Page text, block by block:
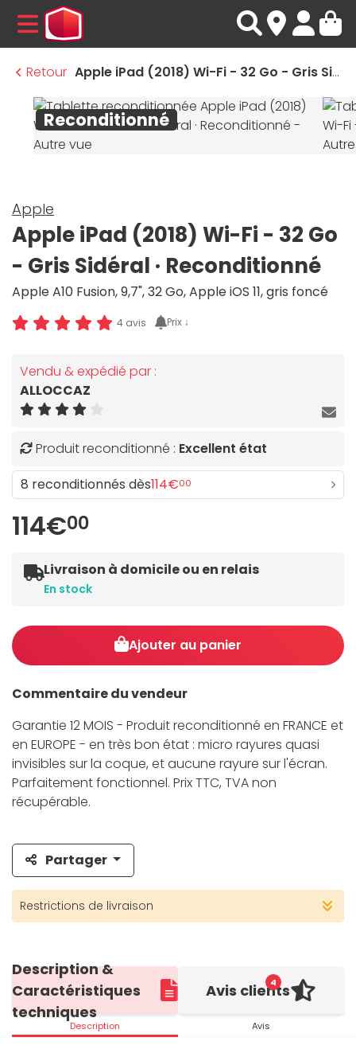
MENU
Retour
Apple iPad (2018) Wi-Fi - 32 Go - Gris Sidéral · Reconditionné
Reconditionné
Apple
Apple iPad (2018) Wi-Fi - 32 Go
- Gris Sidéral · Reconditionné
Apple A10 Fusion, 9,7", 32 Go, Apple iOS 11, gris foncé
4 avis Prix ↓
Vendu & expédié par :
ALLOCCAZ
Produit reconditionné : Excellent état
8 reconditionnés dès114€00
114€00
Livraison à domicile ou en relais
En stock
Ajouter au panier
Commentaire du vendeur
Garantie 12 MOIS - Produit reconditionné en FRANCE et
en EUROPE - en très bon état : micro rayures quasi
invisibles sur la coque, et aucune rayure sur l'écran.
Parfaitement fonctionnel. Prix TTC, TVA non
récupérable.
Partager
Restrictions de livraison
Description &
Caractéristiques
techniques
Description
4
Avis clients
Avis